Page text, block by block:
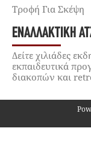
Τροφή Για Σκέψη
ΕΝΑΛΛΑΚΤΙΚΉ
Δείτε χιλιάδες
εκπαιδευτικά
διακοπών και